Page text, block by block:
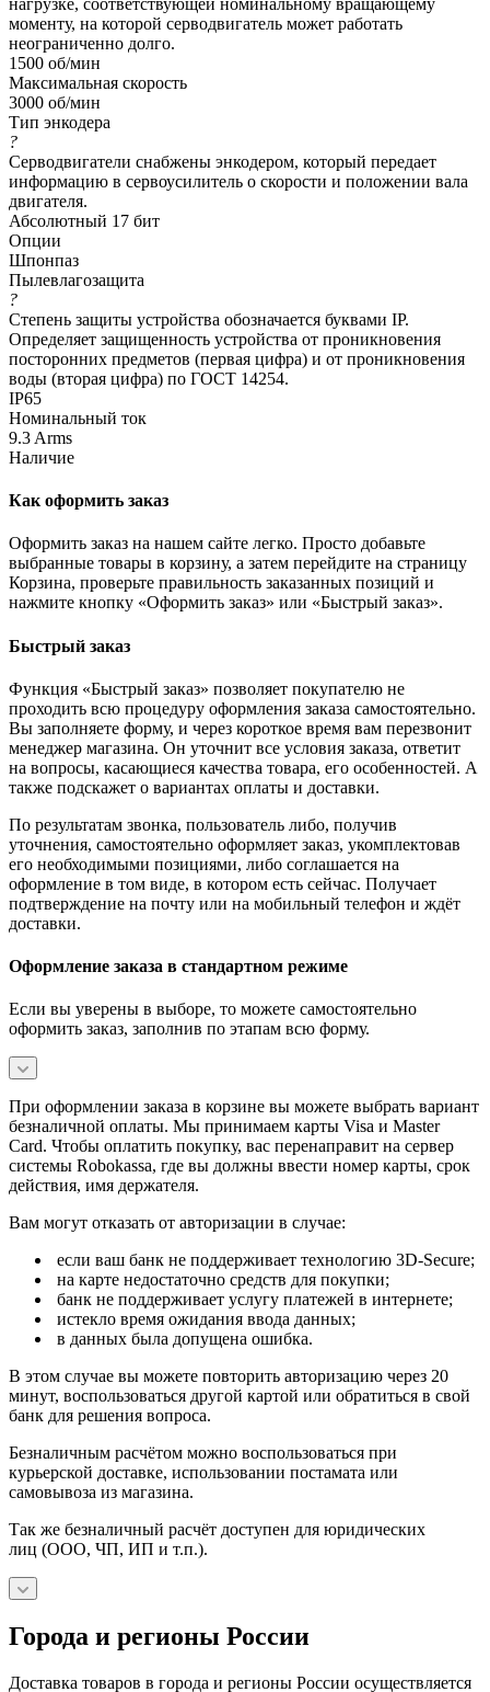
моменту, на которой серводвигатель может работать
неограниченно долго.
1500 об/мин
Максимальная скорость
3000 об/мин
Тип энкодера
?
Серводвигатели снабжены энкодером, который передает
информацию в сервоусилитель о скорости и положении вала
двигателя.
Абсолютный 17 бит
Опции
Шпонпаз
Пылевлагозащита
?
Степень защиты устройства обозначается буквами IP.
Определяет защищенность устройства от проникновения
посторонних предметов (первая цифра) и от проникновения
воды (вторая цифра) по ГОСТ 14254.
IP65
Номинальный ток
9.3 Arms
Наличие
Как оформить заказ
Оформить заказ на нашем сайте легко. Просто добавьте
выбранные товары в корзину, а затем перейдите на страницу
Корзина, проверьте правильность заказанных позиций и
нажмите кнопку «Оформить заказ» или «Быстрый заказ».
Быстрый заказ
Функция «Быстрый заказ» позволяет покупателю не
проходить всю процедуру оформления заказа самостоятельно.
Вы заполняете форму, и через короткое время вам перезвонит
менеджер магазина. Он уточнит все условия заказа, ответит
на вопросы, касающиеся качества товара, его особенностей. А
также подскажет о вариантах оплаты и доставки.
По результатам звонка, пользователь либо, получив
уточнения, самостоятельно оформляет заказ, укомплектовав
его необходимыми позициями, либо соглашается на
оформление в том виде, в котором есть сейчас. Получает
подтверждение на почту или на мобильный телефон и ждёт
доставки.
Оформление заказа в стандартном режиме
Если вы уверены в выборе, то можете самостоятельно
оформить заказ, заполнив по этапам всю форму.
При оформлении заказа в корзине вы можете выбрать вариант
безналичной оплаты. Мы принимаем карты Visa и Master
Card. Чтобы оплатить покупку, вас перенаправит на сервер
системы Robokassa, где вы должны ввести номер карты, срок
действия, имя держателя.
Вам могут отказать от авторизации в случае:
если ваш банк не поддерживает технологию 3D-Secure;
на карте недостаточно средств для покупки;
банк не поддерживает услугу платежей в интернете;
истекло время ожидания ввода данных;
в данных была допущена ошибка.
В этом случае вы можете повторить авторизацию через 20
минут, воспользоваться другой картой или обратиться в свой
банк для решения вопроса.
Безналичным расчётом можно воспользоваться при
курьерской доставке, использовании постамата или
самовывоза из магазина.
Так же безналичный расчёт доступен для юридических
лиц (ООО, ЧП, ИП и т.п.).
Города и регионы России
Доставка товаров в города и регионы России осуществляется